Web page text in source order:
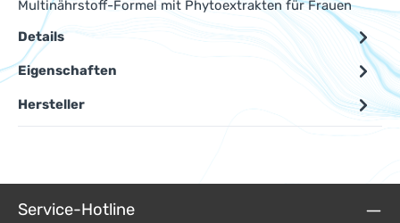
Multinährstoff-Formel mit Phytoextrakten für Frauen
Details
Eigenschaften
Hersteller
Service-Hotline